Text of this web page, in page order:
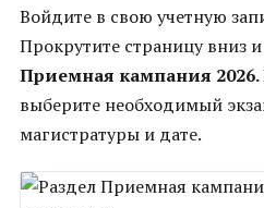
Войдите в свою учетную
Прокрутите страницу вниз
Приемная кампания 2026.
выберите необходимый
магистратуры и дате.